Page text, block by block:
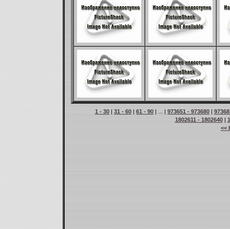
1 - 30 | 31 - 60 | 61 - 90 | ... | 973651 - 973680 |
1802611 - 1802640|
<<